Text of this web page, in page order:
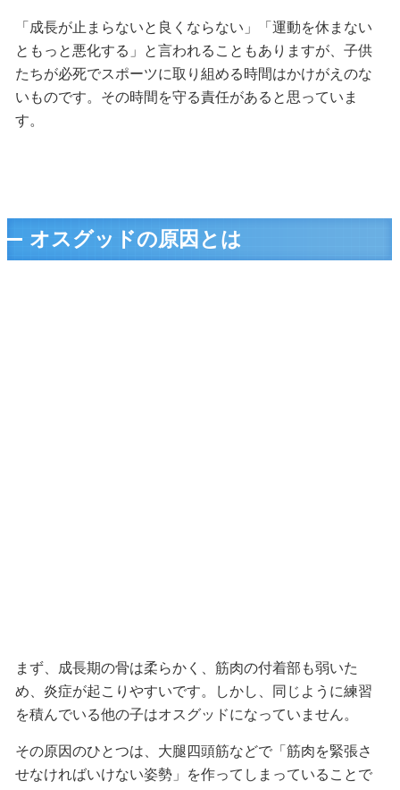
「成長が止まらないと良くならない」「運動を休まない
ともっと悪化する」と言われることもありますが、子供
たちが必死でスポーツに取り組める時間はかけがえのな
いものです。その時間を守る責任があると思っていま
す。
オスグッドの原因とは
まず、成長期の骨は柔らかく、筋肉の付着部も弱いた
め、炎症が起こりやすいです。しかし、同じように練習
を積んでいる他の子はオスグッドになっていません。
その原因のひとつは、大腿四頭筋などで「筋肉を緊張さ
せなければいけない姿勢」を作ってしまっていることで